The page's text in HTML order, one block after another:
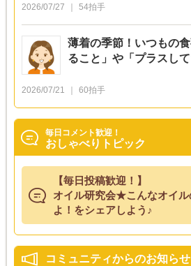
2026/07/27 54拍手
薄着の季節！いつもの
ること」や「プラスし
2026/07/21 60拍手
毎日コメント歓迎！
おしゃべりトピック
【毎日投稿歓迎！】
オイル研究会★こんなオイル
よ！をシェアしよう♪
コミュニティからのお知らせ